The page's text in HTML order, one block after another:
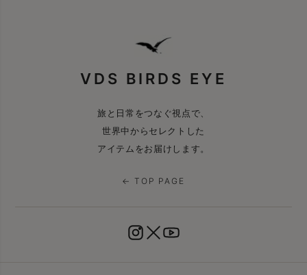
VDS BIRDS EYE
旅と日常をつなぐ視点で、
世界中からセレクトした
アイテムをお届けします。
← TOP PAGE